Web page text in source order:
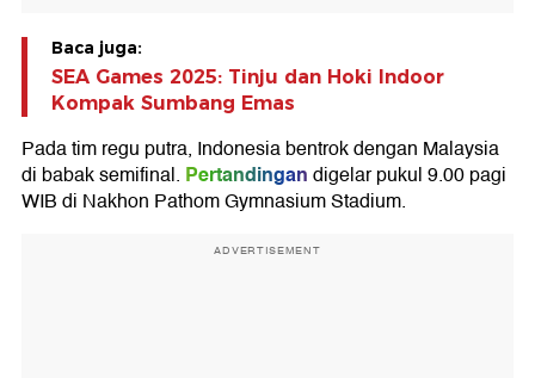
Baca juga:
SEA Games 2025: Tinju dan Hoki Indoor
Kompak Sumbang Emas
Pada tim regu putra, Indonesia bentrok dengan Malaysia
di babak semifinal. Pertandingandigelar pukul 9.00 pagi
WIB di Nakhon Pathom Gymnasium Stadium.
ADVERTISEMENT